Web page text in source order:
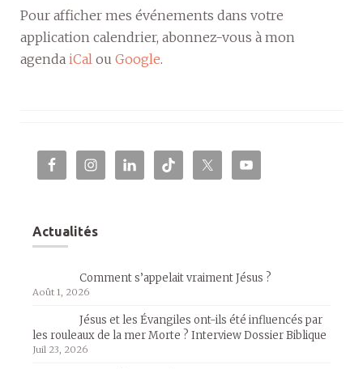
Pour afficher mes événements dans votre
application calendrier, abonnez-vous à mon
agenda iCal ou Google.
Actualités
Comment s’appelait vraiment Jésus ?
Août 1, 2026
Jésus et les Évangiles ont-ils été influencés par
les rouleaux de la mer Morte ? Interview Dossier Biblique
Juil 23, 2026